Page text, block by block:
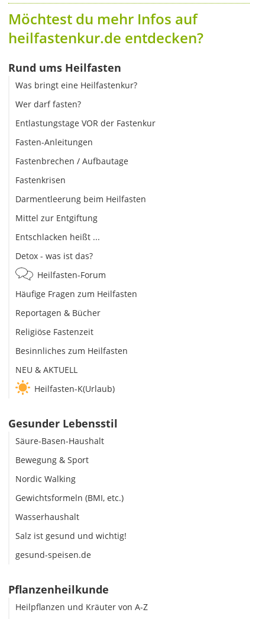
Möchtest du mehr Infos auf
heilfastenkur.de entdecken?
Rund ums Heilfasten
Was bringt eine Heilfastenkur?
Wer darf fasten?
Entlastungstage VOR der Fastenkur
Fasten-Anleitungen
Fastenbrechen / Aufbautage
Fastenkrisen
Darmentleerung beim Heilfasten
Mittel zur Entgiftung
Entschlacken heißt ...
Detox - was ist das?
Heilfasten-Forum
Häufige Fragen zum Heilfasten
Reportagen & Bücher
Religiöse Fastenzeit
Besinnliches zum Heilfasten
NEU & AKTUELL
Heilfasten-K(Urlaub)
Gesunder Lebensstil
Säure-Basen-Haushalt
Bewegung & Sport
Nordic Walking
Gewichtsformeln (BMI, etc.)
Wasserhaushalt
Salz ist gesund und wichtig!
gesund-speisen.de
Pflanzenheilkunde
Heilpflanzen und Kräuter von A-Z